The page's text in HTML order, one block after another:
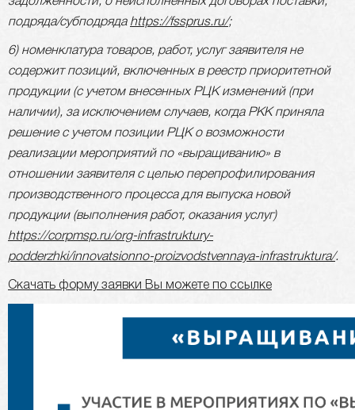
подряда/субподряда https://fssprus.ru/;
6) номенклатура товаров, работ, услуг заявителя не
содержит позиций, включенных в реестр приоритетной
продукции (с учетом внесенных РЦК изменений (при
наличии), за исключением случаев, когда РКК приняла
решение с учетом позиции РЦК о возможности
реализации мероприятий по «выращиванию» в
отношении заявителя с целью перепрофилирования
производственного процесса для выпуска новой
продукции (выполнения работ, оказания услуг)
https://corpmsp.ru/org-infrastruktury-
podderzhki/innovatsionno-proizvodstvennaya-infrastruktura/.
Скачать форму заявки Вы можете по ссылке